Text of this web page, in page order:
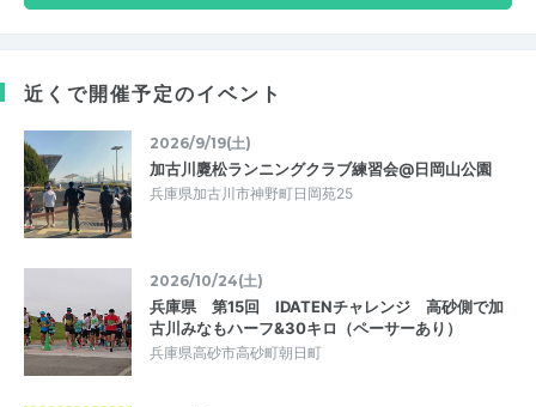
近くで開催予定のイベント
2026/9/19(土)
加古川麑松ランニングクラブ練習会@日岡山公園
兵庫県加古川市神野町日岡苑25
2026/10/24(土)
兵庫県 第15回 IDATENチャレンジ 高砂側で加
古川みなもハーフ&30キロ（ペーサーあり）
兵庫県高砂市高砂町朝日町